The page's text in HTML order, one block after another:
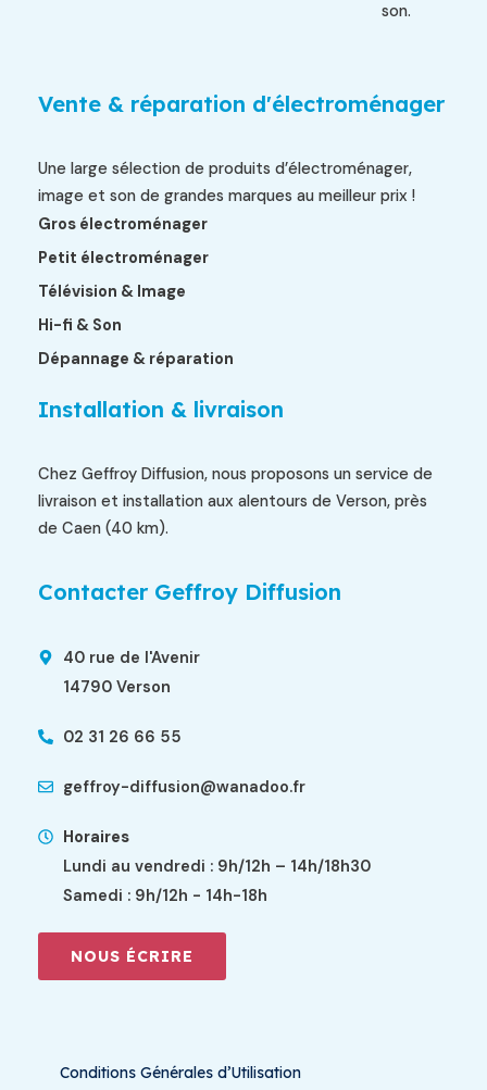
son.
Vente & réparation d'électroménager
Une large sélection de produits d’électroménager,
image et son de grandes marques au meilleur prix !
Gros électroménager
Petit électroménager
Télévision & Image
Hi-fi & Son
Dépannage & réparation
Installation & livraison
Chez Geffroy Diffusion, nous proposons un service de
livraison et installation aux alentours de Verson, près
de Caen (40 km).
Contacter Geffroy Diffusion
40 rue de l'Avenir
14790 Verson
02 31 26 66 55
geffroy-diffusion@wanadoo.fr
Horaires
Lundi au vendredi : 9h/12h – 14h/18h30
Samedi : 9h/12h - 14h-18h
NOUS ÉCRIRE
Conditions Générales d’Utilisation